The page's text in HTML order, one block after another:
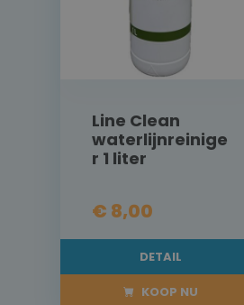
Line Clean
waterlijnreinige
r 1 liter
€ 8,00
DETAIL
KOOP NU